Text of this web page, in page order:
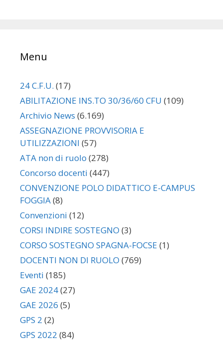
Menu
24 C.F.U. (17)
ABILITAZIONE INS.TO 30/36/60 CFU (109)
Archivio News (6.169)
ASSEGNAZIONE PROVVISORIA E
UTILIZZAZIONI (57)
ATA non di ruolo (278)
Concorso docenti (447)
CONVENZIONE POLO DIDATTICO E-CAMPUS
FOGGIA(8)
Convenzioni (12)
CORSI INDIRE SOSTEGNO (3)
CORSO SOSTEGNO SPAGNA-FOCSE (1)
DOCENTI NON DI RUOLO (769)
Eventi (185)
GAE 2024(27)
GAE 2026 (5)
GPS 2 (2)
GPS 2022 (84)